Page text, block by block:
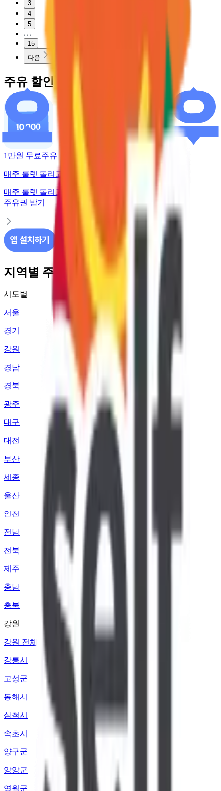
3
4
5
15
다음
주유 할인 혜택
1만원 무료주유
매주 룰렛 돌리고 주유권 받기
매주 룰렛 돌리고
주유권 받기
지역별 주유소 가격 정보
시도별
서울
경기
강원
경남
경북
광주
대구
대전
부산
세종
울산
인천
전남
전북
제주
충남
충북
강원
강원 전체
강릉시
고성군
동해시
삼척시
속초시
양구군
양양군
영월군